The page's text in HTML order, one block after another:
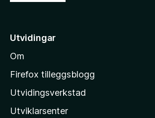
i
M
o
l
Utvidingar
Om
Firefox tilleggsblogg
Utvidingsverkstad
Utviklarsenter